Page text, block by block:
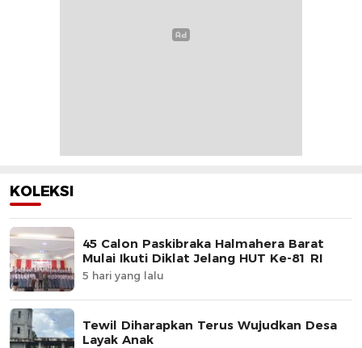
KOLEKSI
45 Calon Paskibraka Halmahera Barat
Mulai Ikuti Diklat Jelang HUT Ke-81 RI
5 hari yang lalu
Tewil Diharapkan Terus Wujudkan Desa
Layak Anak